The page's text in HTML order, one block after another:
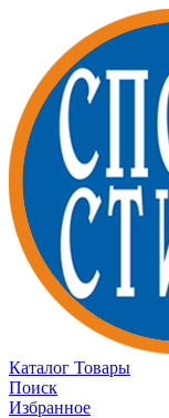
Каталог Товары
Поиск
Избранное